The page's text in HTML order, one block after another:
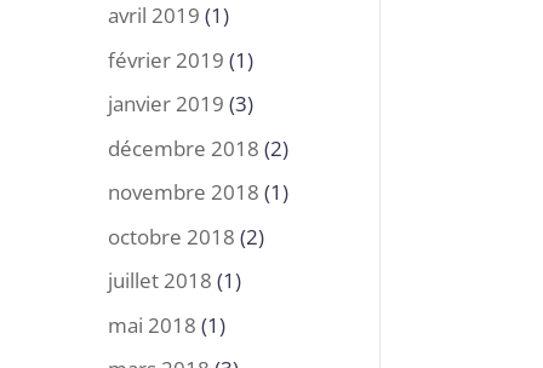
avril 2019 (1)
février 2019 (1)
janvier 2019 (3)
décembre 2018 (2)
novembre 2018 (1)
octobre 2018 (2)
juillet 2018 (1)
mai 2018 (1)